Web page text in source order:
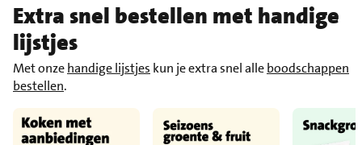
Extra snel bestellen met handige
lijstjes
Met onzehandige lijstjes kun je extra snel alleboodschappen
bestellen.